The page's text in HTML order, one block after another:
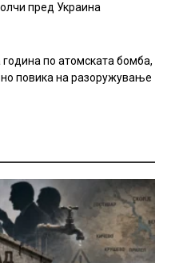
пред Украина
по атомската бомба,
повика на разоружување